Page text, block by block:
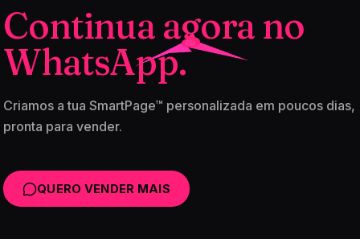
Continua agora no
WhatsApp.
Criamos a tua SmartPage™ personalizada em poucos dias,
pronta para vender.
QUERO VENDER MAIS